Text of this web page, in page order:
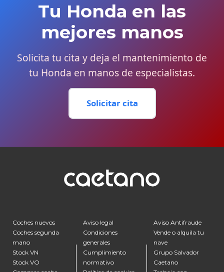
Tu Honda en las
mejores manos
Solicita tu cita y deja el mantenimiento de
tu Honda en manos de especialistas.
Solicitar cita
Coches nuevos
Coches segunda
mano
Stock VN
Stock VO
Aviso legal
Condiciones
generales
Cumplimiento
normativo
Aviso Antifraude
Vende o alquila tu
nave
Grupo Salvador
Caetano